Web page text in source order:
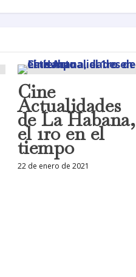
Cine
Actualidades
de La Habana,
el 1ro en el
tiempo
22 de enero de 2021